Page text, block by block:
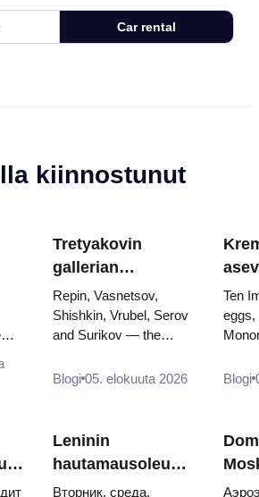
Car rental
kiinnostunut
Tretyakovin
gallerian
mestariteokset:
Maalaukset,
joiden takia
suunnitelmia
Repin, Vasnetsov,
Shishkin, Vrubel, Serov
and Surikov — the
where they hang, and
Blogi 05. elokuuta 2026
Ten
eggs,
and
Blogi
Leninin
hautamausoleumi:
aukioloajat,
Вторник, среда,